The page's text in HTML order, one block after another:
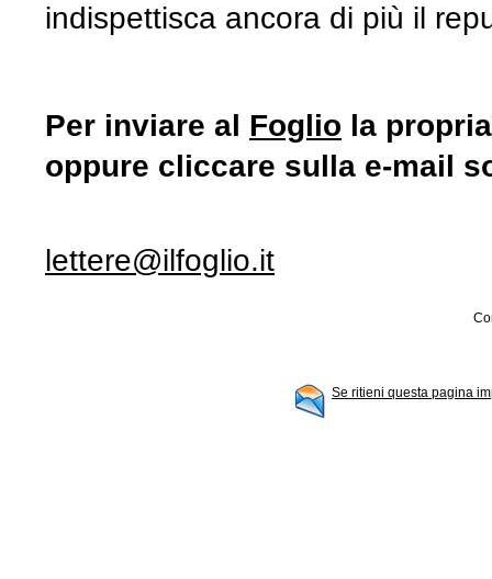
indispettisca ancora di più il
Per inviare al Foglio la
oppure cliccare sulla e-mail
lettere@ilfoglio.it
Se ritieni questa pagina